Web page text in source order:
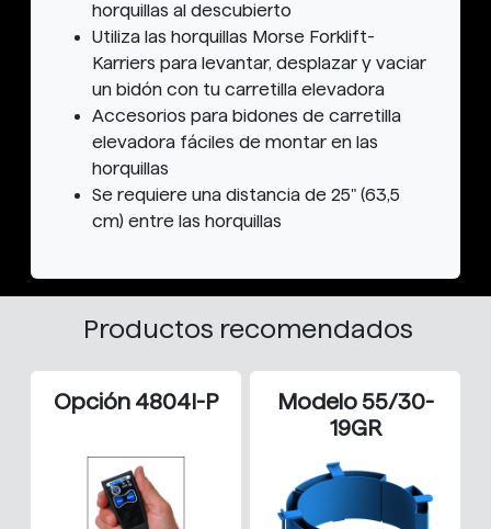
horquillas al descubierto
Utiliza las horquillas Morse Forklift-
Karriers para levantar, desplazar y vaciar
un bidón con tu carretilla elevadora
Accesorios para bidones de carretilla
elevadora fáciles de montar en las
horquillas
Se requiere una distancia de 25" (63,5
cm) entre las horquillas
Productos recomendados
Opción 4804I-P
Modelo 55/30-
19GR